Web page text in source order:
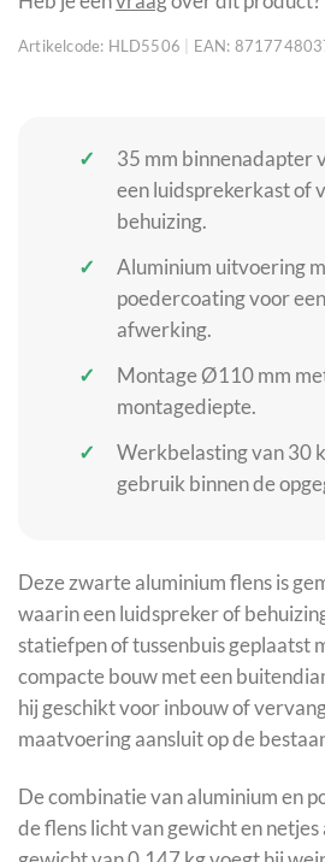
Artikelcode: HLD5506 EAN:
35 mm binnenadapter
een luidsprekerkast of
behuizing.
Aluminium uitvoering
poedercoating voor
afwerking.
Montage Ø110 mm
montagediepte.
Werkbelasting van 30
gebruik binnen de
Deze zwarte aluminium flens is
waarin een luidspreker of
statiefpen of tussenbuis geplaatst
compacte bouw met een
hij geschikt voor inbouw of
maatvoering aansluit op de
De combinatie van aluminium en
de flens licht van gewicht en